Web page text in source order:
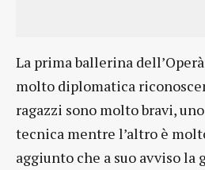
La prima ballerina
molto diplomatica
ragazzi sono molto bravi,
tecnica mentre l’altro è
aggiunto che a suo avviso la